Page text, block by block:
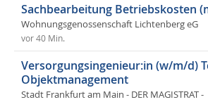
Sachbearbeitung Betriebskosten
Wohnungsgenossenschaft Lichtenberg eG
vor 40 Min.
Versorgungsingenieur:in (w/m/d)
Objektmanagement
Stadt Frankfurt am Main - DER MAGISTRAT -